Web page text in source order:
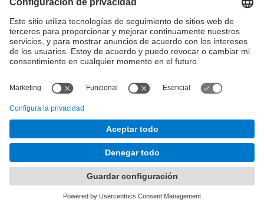
Mateo Valero Cortés ha recibido el premio "Rey
Jaime I" de investigación otorgado por la
Generalitat Valenciana
Campillo" al Ingeniero de Telecomunicación del
año, concedido por la Associación Catalana de
Ingenieros de Telecomunicación
Mateo Valero Cortés ha sido nombrado
Académico de la Real Academia de Ingeniería de
España